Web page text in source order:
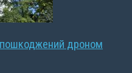
дроном